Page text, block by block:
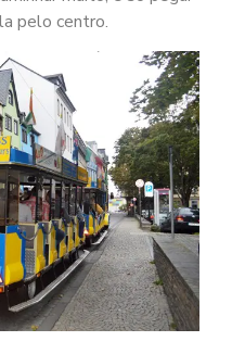
pelo centro.